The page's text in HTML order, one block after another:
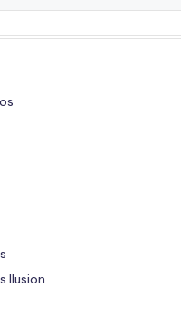
Ilusion